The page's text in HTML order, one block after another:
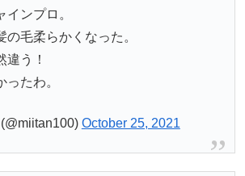
インプロ。
の毛柔らかくなった。
違う！
たわ。
October 25, 2021